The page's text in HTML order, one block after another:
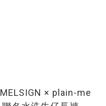
MELSIGN × plain-me